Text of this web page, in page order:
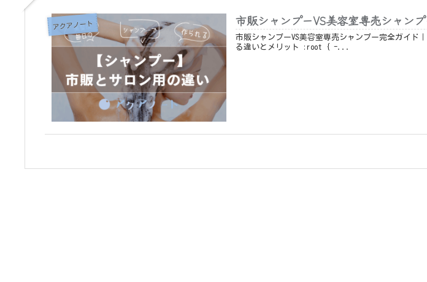
アクアノート 市販シャンプーVS美容室専売シャン
市販シャンプーVS美容室専売シャンプー完全ガイド
る違いとメリット :root { -...